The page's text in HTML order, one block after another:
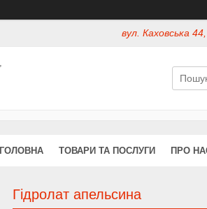
вул. Каховська
ГОЛОВНА ТОВАРИ ТА ПОСЛУГИ ПРО
Гідролат апельсина